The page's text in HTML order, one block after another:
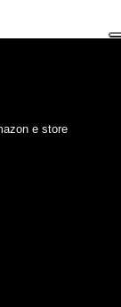
e store